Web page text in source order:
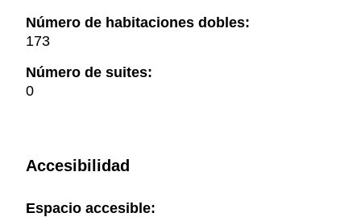
Número de habitaciones dobles:
173
Número de suites:
0
Accesibilidad
Espacio accesible: